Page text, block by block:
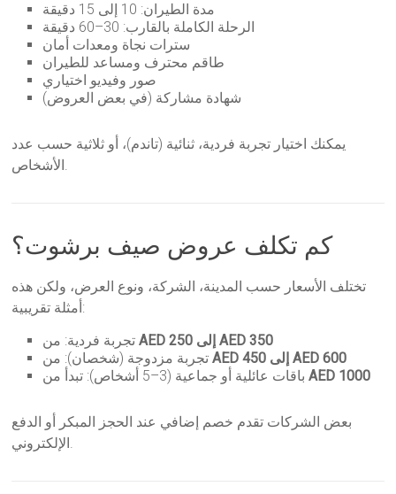
مدة الطيران: 10 إلى 15 دقيقة
الرحلة الكاملة بالقارب: 30–60 دقيقة
سترات نجاة ومعدات أمان
طاقم محترف ومساعد للطيران
صور وفيديو اختياري
شهادة مشاركة (في بعض العروض)
يمكنك اختيار تجربة فردية، ثنائية (تاندم)، أو ثلاثية حسب عدد
الأشخاص.
كم تكلف عروض صيف برشوت؟
تختلف الأسعار حسب المدينة، الشركة، ونوع العرض، ولكن هذه
أمثلة تقريبية:
تجربة فردية: من
AED 250 إلى AED 350
تجربة مزدوجة (شخصان): من
AED 450 إلى AED 600
باقات عائلية أو جماعية (3–5 أشخاص): تبدأ منAED 1000
بعض الشركات تقدم خصم إضافي عند الحجز المبكر أو الدفع
الإلكتروني.